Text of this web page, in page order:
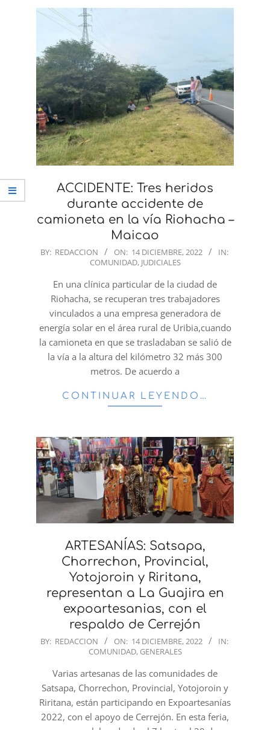
ACCIDENTE: Tres heridos
durante accidente de
camioneta en la vía Riohacha –
Maicao
2022-
BY: REDACCION ON: 14 DICIEMBRE, 2022
IN:
COMUNIDAD, JUDICIALES
En una clínica particular de la ciudad de
Riohacha, se recuperan tres trabajadores
vinculados a una empresa generadora de
energía solar en el área rural de Uribia,cuando
la camioneta en que se trasladaban se salió de
la vía a la altura del kilómetro 32 más 300
metros. De acuerdo a
CONTINUAR LEYENDO…
ARTESANÍAS: Satsapa,
Chorrechon, Provincial,
Yotojoroin y Riritana,
representan a La Guajira en
expoartesanias, con el
respaldo de Cerrejón
2022-
BY: REDACCION ON: 14 DICIEMBRE, 2022
IN:
COMUNIDAD, GENERALES
Varias artesanas de las comunidades de
Satsapa, Chorrechon, Provincial, Yotojoroin y
Riritana, están participando en Expoartesanías
2022, con el apoyo de Cerrejón. En esta feria,